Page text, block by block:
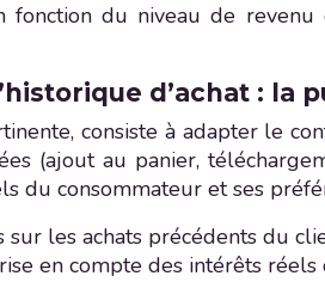
du niveau de revenu
d’achat : la
consiste à adapter le
(ajout au panier,
du consommateur et ses
les achats précédents du
en compte des intérêts